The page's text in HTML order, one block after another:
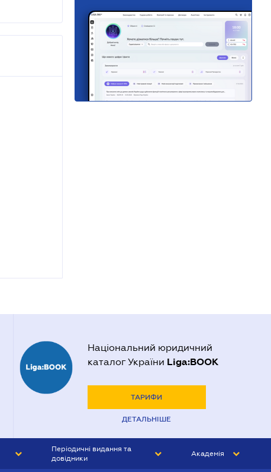
Національний юридичний
каталог України Liga:BOOK
ТАРИФИ
ДЕТАЛЬНІШЕ
Періодичні видання та
довідники
Академія